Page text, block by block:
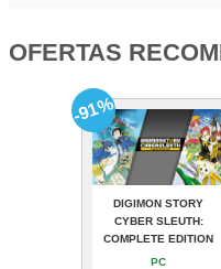
OFERTAS
DIGIMON STORY
CYBER SLEUTH:
COMPLETE EDITION
PC
-91%